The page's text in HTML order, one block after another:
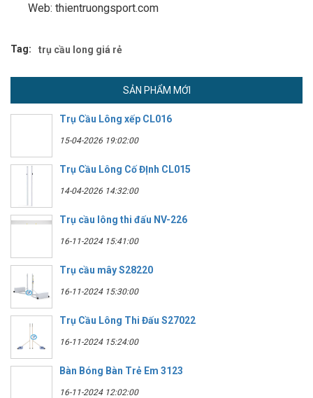
Web: thientruongsport.com
Tag: trụ cầu long giá rẻ
SẢN PHẨM MỚI
Trụ Cầu Lông xếp CL016
15-04-2026 19:02:00
Trụ Cầu Lông Cố ĐỊnh CL015
14-04-2026 14:32:00
Trụ cầu lông thi đấu NV-226
16-11-2024 15:41:00
Trụ cầu mây S28220
16-11-2024 15:30:00
Trụ Cầu Lông Thi Đấu S27022
16-11-2024 15:24:00
Bàn Bóng Bàn Trẻ Em 3123
16-11-2024 12:02:00